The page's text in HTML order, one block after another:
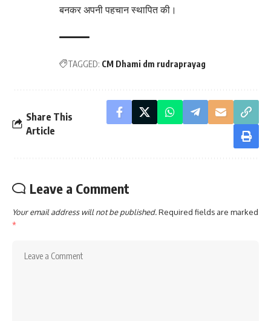
बनकर अपनी पहचान स्थापित की।
TAGGED: CM Dhami dm rudraprayag
Share This
Article
Leave a Comment
Your email address will not be published.Required fields are marked
*